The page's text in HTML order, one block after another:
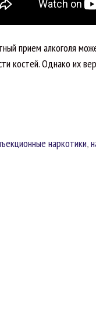
прием алкоголя
костей. Однако их
наркотики,